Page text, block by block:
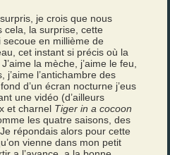
je crois que nous
cela, la surprise, cette
secoue en millième de
cet instant si précis où la
la mèche, j’aime le feu,
j’aime l’antichambre des
d’un écran nocturne j’eus
une vidéo (d’ailleurs
et charnel Tiger in a cocoon
les quatre saisons, des
répondais alors pour cette
vienne dans mon petit